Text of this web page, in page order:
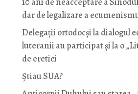
dar de legalizare a
Delegații ortodocși la dialogul
luteranii au participat și la o
de eretici
Știau SUA?